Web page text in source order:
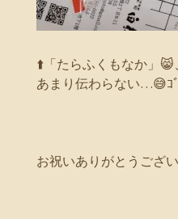
⬆️「たらふくもなか」
あまり伝わらない…😅ｺ
お祝いありがとうござ